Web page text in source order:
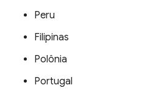
Peru
Filipinas
Polônia
Portugal